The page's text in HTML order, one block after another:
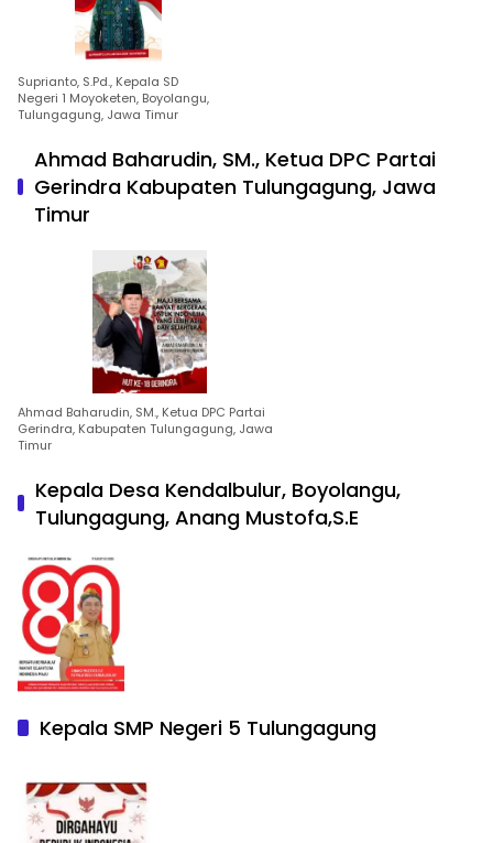
Suprianto, S.Pd., Kepala SD
Negeri 1 Moyoketen, Boyolangu,
Tulungagung, Jawa Timur
Ahmad Baharudin, SM., Ketua DPC Partai
Gerindra Kabupaten Tulungagung, Jawa
Timur
Ahmad Baharudin, SM., Ketua DPC Partai
Gerindra, Kabupaten Tulungagung, Jawa
Timur
Kepala Desa Kendalbulur, Boyolangu,
Tulungagung, Anang Mustofa,S.E
Kepala SMP Negeri 5 Tulungagung